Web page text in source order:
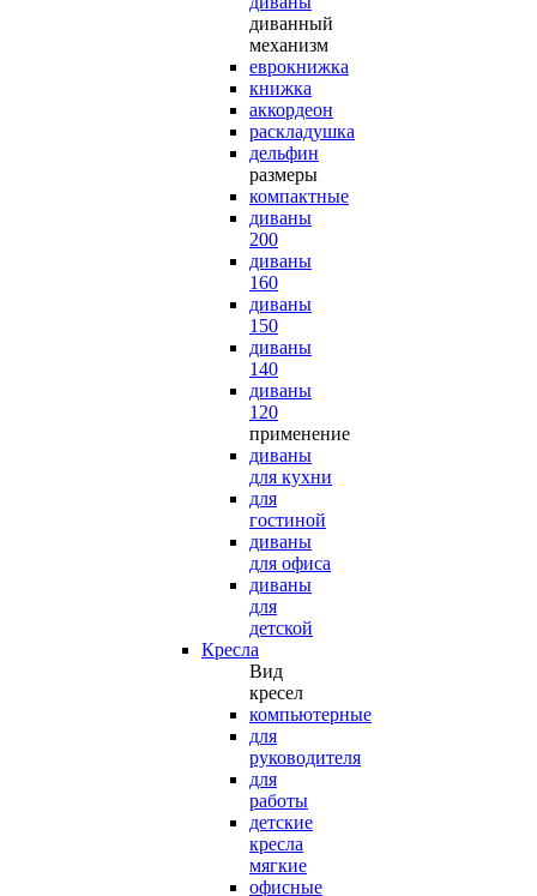
диванный
механизм
еврокнижка
книжка
аккордеон
раскладушка
дельфин
размеры
компактные
диваны
200
диваны
160
диваны
150
диваны
140
диваны
120
применение
диваны
для кухни
для
гостиной
диваны
для офиса
диваны
для
детской
Кресла
Вид
кресел
компьютерные
для
руководителя
для
работы
детские
кресла
мягкие
офисные